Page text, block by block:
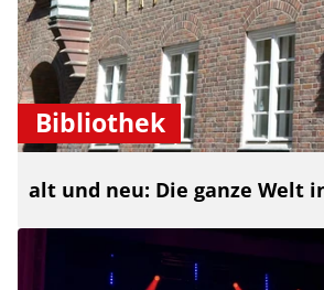
Bibliothek
alt und neu: Die ganze Welt